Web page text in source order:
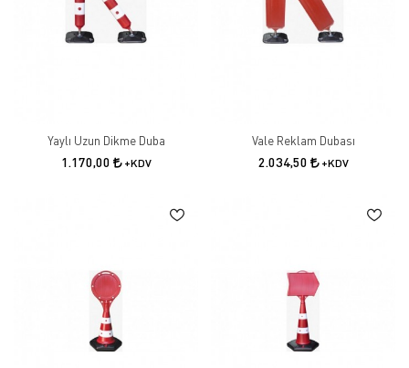
Yaylı Uzun Dikme Duba
1.170,00 +KDV
Vale Reklam Dubası
2.034,50 +KDV